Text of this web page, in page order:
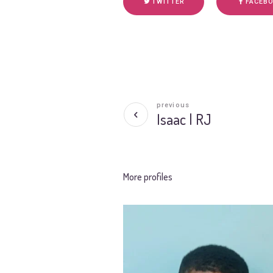
TWITTER
Isaac | RJ
previous
More profiles